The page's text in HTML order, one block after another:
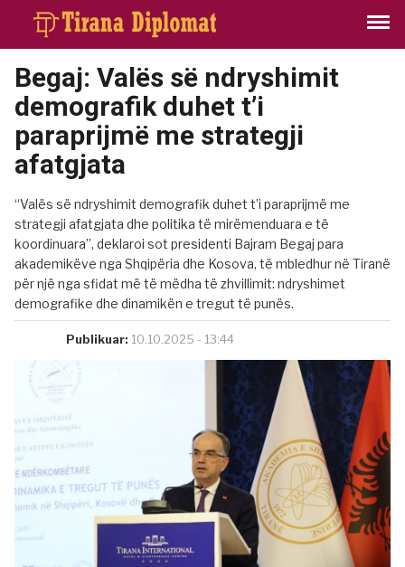
Begaj: Valës së ndryshimit
demografik duhet t’i
paraprijmë me strategji
afatgjata
“Valës së ndryshimit demografik duhet t’i paraprijmë me
strategji afatgjata dhe politika të mirëmenduara e të
koordinuara”, deklaroi sot presidenti Bajram Begaj para
akademikëve nga Shqipëria dhe Kosova, të mbledhur në Tiranë
për një nga sfidat më të mëdha të zhvillimit: ndryshimet
demografike dhe dinamikën e tregut të punës.
Publikuar: 10.10.2025 - 13:44